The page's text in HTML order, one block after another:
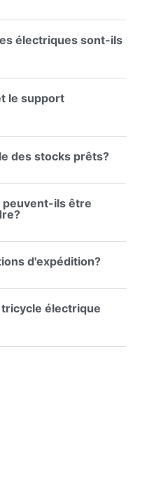
électriques sont-ils
le support
des stocks prêts?
peuvent-ils être
d'expédition?
électrique